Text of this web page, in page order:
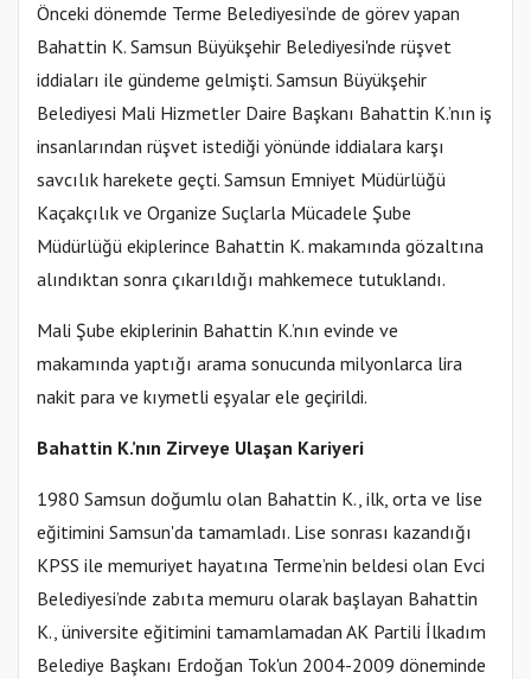
Önceki dönemde Terme Belediyesi’nde de görev yapan
Bahattin K. Samsun Büyükşehir Belediyesi'nde rüşvet
iddiaları ile gündeme gelmişti. Samsun Büyükşehir
Belediyesi Mali Hizmetler Daire Başkanı Bahattin K.’nın iş
insanlarından rüşvet istediği yönünde iddialara karşı
savcılık harekete geçti. Samsun Emniyet Müdürlüğü
Kaçakçılık ve Organize Suçlarla Mücadele Şube
Müdürlüğü ekiplerince Bahattin K. makamında gözaltına
alındıktan sonra çıkarıldığı mahkemece tutuklandı.
Mali Şube ekiplerinin Bahattin K.’nın evinde ve
makamında yaptığı arama sonucunda milyonlarca lira
nakit para ve kıymetli eşyalar ele geçirildi.
Bahattin K.’nın Zirveye Ulaşan Kariyeri
1980 Samsun doğumlu olan Bahattin K., ilk, orta ve lise
eğitimini Samsun'da tamamladı. Lise sonrası kazandığı
KPSS ile memuriyet hayatına Terme’nin beldesi olan Evci
Belediyesi’nde zabıta memuru olarak başlayan Bahattin
K., üniversite eğitimini tamamlamadan AK Partili İlkadım
Belediye Başkanı Erdoğan Tok'un 2004-2009 döneminde